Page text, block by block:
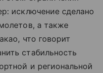
исключение сделано
а также
что говорит
стабильность
и региональной